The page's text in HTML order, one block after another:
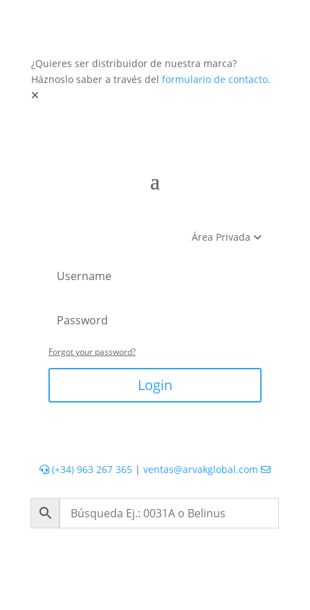
¿Quieres ser distribuidor de nuestra marca?
Háznoslo saber a través del formulario de contacto.
Área Privada
Forgot your password?
Login
(+34) 963 267 365| ventas@arvakglobal.com